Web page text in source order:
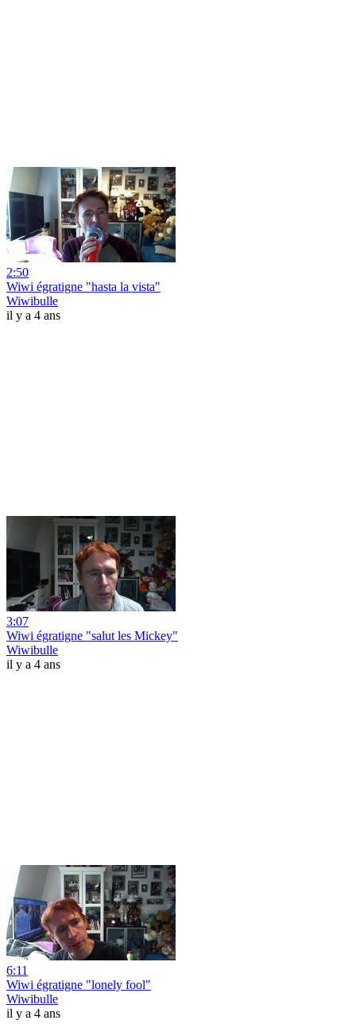
2:50
Wiwi égratigne "hasta la vista"
Wiwibulle
il y a 4 ans
3:07
Wiwi égratigne "salut les Mickey"
Wiwibulle
il y a 4 ans
6:11
Wiwi égratigne "lonely fool"
Wiwibulle
il y a 4 ans